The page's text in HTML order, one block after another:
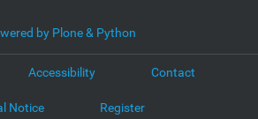
by Plone & Python
Accessibility Contact
Notice Register